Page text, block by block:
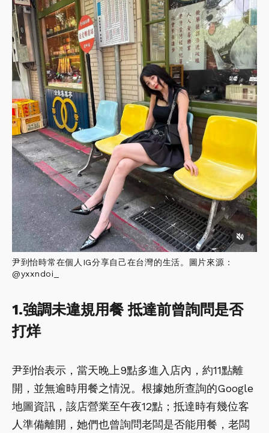
尹到怡時常在個人IG分享自己在台灣的生活。圖片來源：
@yxxndoi_
1.強調未違規用餐 抵達前曾詢問是否
打烊
尹到怡表示，當天晚上9點多進入店內，約11點離
開，並無逾時用餐之情況。根據她所查詢的Google
地圖資訊，該店營業至午夜12點；抵達時有幾位客
人準備離開，她們也曾詢問老闆是否能用餐，老闆